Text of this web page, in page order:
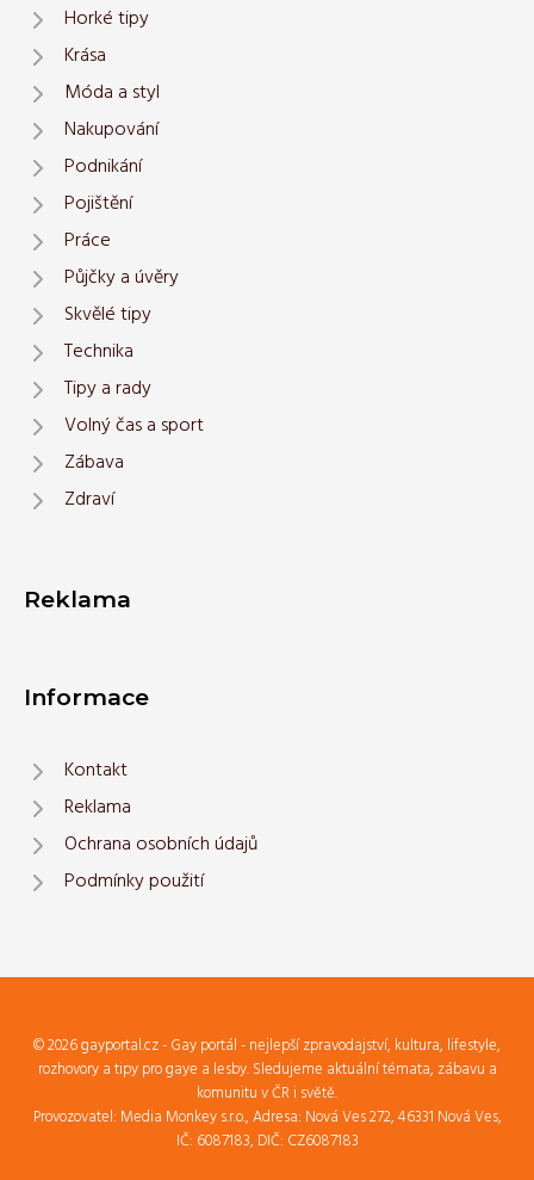
Horké tipy
Krása
Móda a styl
Nakupování
Podnikání
Pojištění
Práce
Půjčky a úvěry
Skvělé tipy
Technika
Tipy a rady
Volný čas a sport
Zábava
Zdraví
Reklama
Informace
Kontakt
Reklama
Ochrana osobních údajů
Podmínky použití
© 2026 gayportal.cz - Gay portál - nejlepší zpravodajství, kultura, lifestyle,
rozhovory a tipy pro gaye a lesby. Sledujeme aktuální témata, zábavu a
komunitu v ČR i světě.
Provozovatel: Media Monkey s.r.o., Adresa: Nová Ves 272, 46331 Nová Ves,
IČ: 6087183, DIČ: CZ6087183